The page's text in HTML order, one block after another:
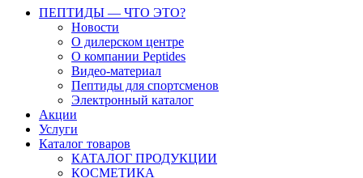
ПЕПТИДЫ — ЧТО ЭТО?
Новости
О дилерском центре
О компании Peptides
Видео-материал
Пептиды для спортсменов
Электронный каталог
Акции
Услуги
Каталог товаров
КАТАЛОГ ПРОДУКЦИИ
КОСМЕТИКА